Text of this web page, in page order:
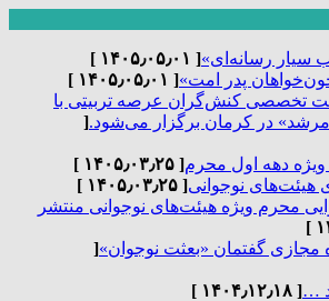
سیار رسانه‌ای»[ ۱۴۰۵٫۰۵٫۰۱ ]
پدر امت»[ ۱۴۰۵٫۰۵٫۰۱ ]
تخصصی کنش‌گران عرصه تربیتی با
در کرمان برگزار می‌شود.[
ویژه دهه اول محرم[ ۱۴۰۵٫۰۳٫۲۵ ]
هیئت‌های نوجوانی[ ۱۴۰۵٫۰۳٫۲۵ ]
محرم ویژه هیئت‌های نوجوانی منتشر
مجازی گفتمان «بعثت نوجوان»[
…[ ۱۴۰۴٫۱۲٫۱۸ ]